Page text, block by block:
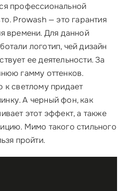
профессиональной
Prowash — это гарантия
времени. Для данной
логотип, чей дизайн
ее деятельности. За
гамму оттенков.
к светлому придает
А черный фон, как
этот эффект, а также
Мимо такого стильного
пройти.